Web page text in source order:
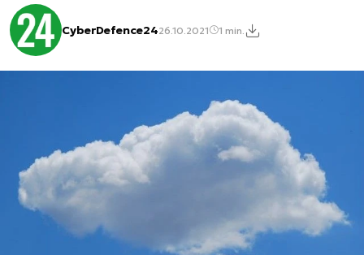
CyberDefence2426.10.2021 1 min.